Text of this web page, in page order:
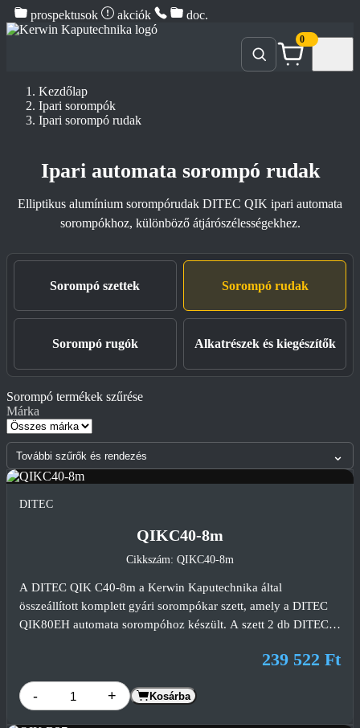
prospektusok akciók doc.
0
Kezdőlap
Ipari sorompók
Ipari sorompó rudak
Ipari automata sorompó rudak
Elliptikus alumínium sorompórudak DITEC QIK ipari automata
sorompókhoz, különböző átjárószélességekhez.
Sorompó szettek Sorompó rudak
Sorompó rugók Alkatrészek és kiegészítők
Sorompó termékek szűrése
Márka
További szűrők és rendezés ⌄
DITEC
QIKC40-8m
Cikkszám: QIKC40-8m
A DITEC QIK C40-8m a Kerwin Kaputechnika által
összeállított komplett gyári sorompókar szett, amely a DITEC
QIK80EH automata sorompóhoz készült. A szett 2 db DITEC
alumínium sorompókart, valamint 1 db DITEC QIKCG
sorompókar összekötő elemet tartalmaz. Az összeállítás
lehetővé teszi akár 7,6 méteres áthaladó nyílások
239 522 Ft
- + Kosárba